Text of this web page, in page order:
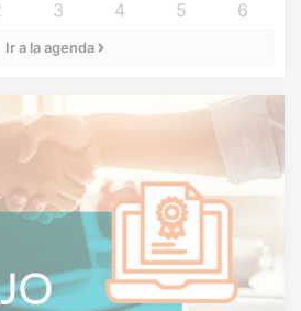
3 4 5 6
Ir a la agenda